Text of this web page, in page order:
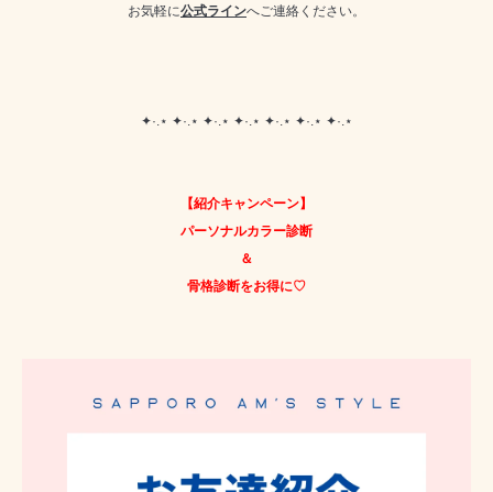
お気軽に公式ラインへご連絡ください。
✦·.⋆ ✦·.⋆ ✦·.⋆ ✦·.⋆ ✦·.⋆ ✦·.⋆ ✦·.⋆
【紹介キャンペーン】
パーソナルカラー診断
＆
骨格診断をお得に♡